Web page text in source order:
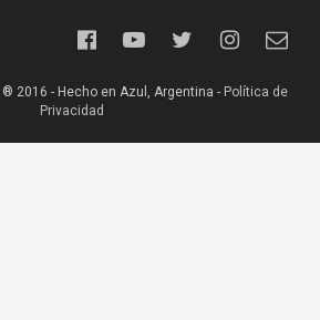
2016 - Hecho en Azul, Argentina - Política de
Privacidad